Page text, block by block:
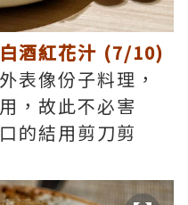
酒紅花汁 (7/10)
表像份子料理，
，故此不必害
的結用剪刀剪